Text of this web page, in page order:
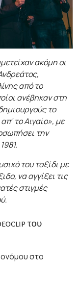
ακόμη οι
από το
ανέβηκαν στη
το
το Αιγαίο», με
την
του ταξίδι με
να αγγίξει τις
στιγμές
του
στο